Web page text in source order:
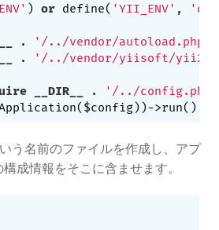
) or define( 'YII_ENV' ,
.
'/../vendor/autoload.php'
. '/../vendor/yiisoft/yii2/
__DIR__ . '/../config.php'
う名前のファイルを作成し、アプ
成情報をそこに含ませます。